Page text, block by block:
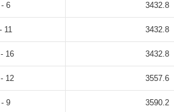
6 3432.8
11 3432.8
16 3432.8
12 3557.6
9 3590.2